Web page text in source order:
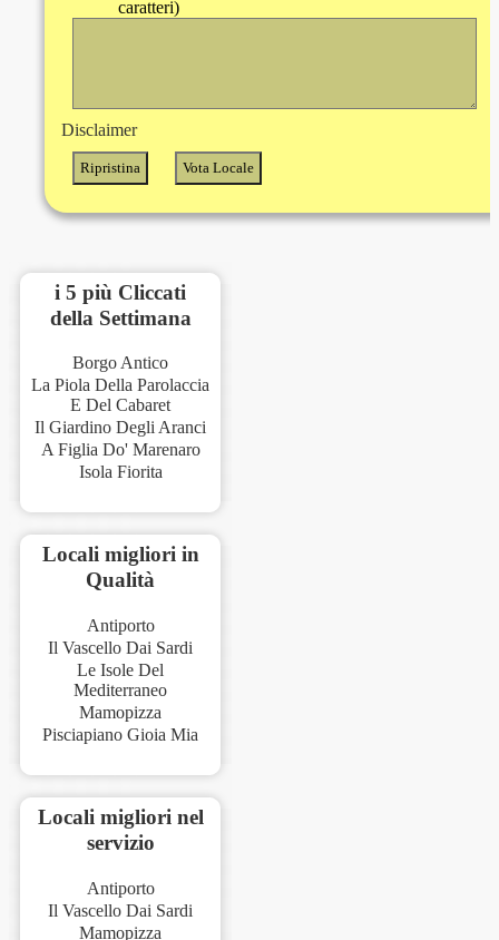
caratteri)
Disclaimer
i 5 più Cliccati
della Settimana
Borgo Antico
La Piola Della Parolaccia
E Del Cabaret
Il Giardino Degli Aranci
A Figlia Do' Marenaro
Isola Fiorita
Locali migliori in
Qualità
Antiporto
Il Vascello Dai Sardi
Le Isole Del
Mediterraneo
Mamopizza
Pisciapiano Gioia Mia
Locali migliori nel
servizio
Antiporto
Il Vascello Dai Sardi
Mamopizza